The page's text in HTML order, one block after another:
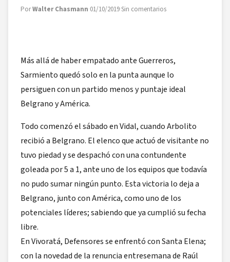
PorWalter Chasmann·01/10/2019·Sin comentarios
Más allá de haber empatado ante Guerreros,
Sarmiento quedó solo en la punta aunque lo
persiguen con un partido menos y puntaje ideal
Belgrano y América.
Todo comenzó el sábado en Vidal, cuando Arbolito
recibió a Belgrano. El elenco que actuó de visitante no
tuvo piedad y se despachó con una contundente
goleada por 5 a 1, ante uno de los equipos que todavía
no pudo sumar ningún punto. Esta victoria lo deja a
Belgrano, junto con América, como uno de los
potenciales líderes; sabiendo que ya cumplió su fecha
libre.
En Vivoratá, Defensores se enfrentó con Santa Elena;
con la novedad de la renuncia entresemana de Raúl